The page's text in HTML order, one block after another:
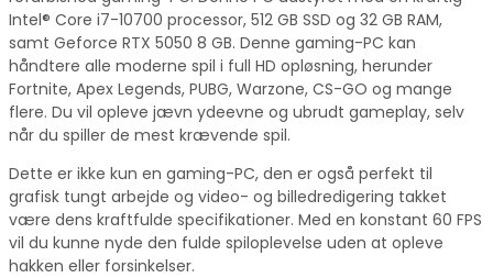
Intel® Core i7-10700 processor, 512 GB SSD og 32 GB RAM,
samt Geforce RTX 5050 8 GB. Denne gaming-PC kan
håndtere alle moderne spil i full HD opløsning, herunder
Fortnite, Apex Legends, PUBG, Warzone, CS-GO og mange
flere. Du vil opleve jævn ydeevne og ubrudt gameplay, selv
når du spiller de mest krævende spil.
Dette er ikke kun en gaming-PC, den er også perfekt til
grafisk tungt arbejde og video- og billedredigering takket
være dens kraftfulde specifikationer. Med en konstant 60 FPS
vil du kunne nyde den fulde spiloplevelse uden at opleve
hakken eller forsinkelser.